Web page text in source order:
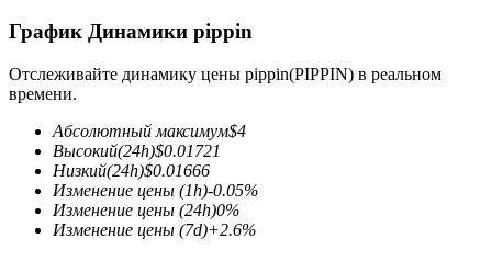
Криптовалютные фьючерсы
TradFi
Деривативы на акции, форекс, драгоценные металлы и
сырьевые товары
График Динамики pippin
Отслеживайте динамику цены pippin(PIPPIN) в реальном
времени.
Абсолютный максимум$4
Высокий(24h)$0.01721
Низкий(24h)$0.01666
Изменение цены (1h)-0.05%
Изменение цены (24h)0%
Изменение цены (7d)+2.6%